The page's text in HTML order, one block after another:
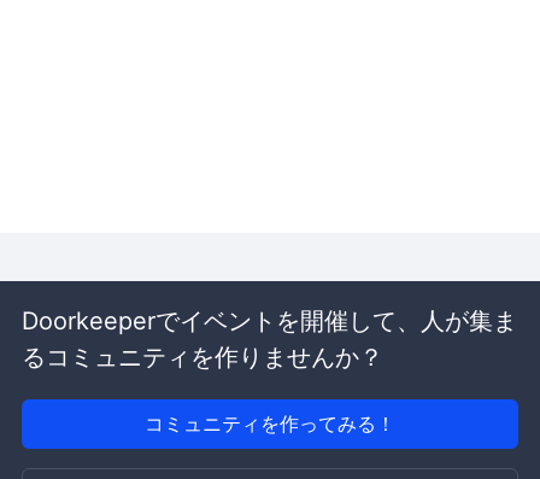
Doorkeeperでイベントを開催して、人が集ま
るコミュニティを作りませんか？
コミュニティを作ってみる！